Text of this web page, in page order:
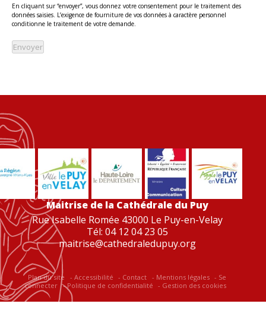
En cliquant sur “envoyer”, vous donnez votre consentement pour le traitement des
données saisies. L’exigence de fourniture de vos données à caractère personnel
conditionne le traitement de votre demande.
Maitrise de la Cathédrale du Puy
Rue Isabelle Romée 43000 Le Puy-en-Velay
Tél: 04 12 04 23 05
maitrise@cathedraledupuy.org
Plan du site Accessibilité Contact Mentions légales
Se
connecter
Politique de confidentialité Gestion des cookies